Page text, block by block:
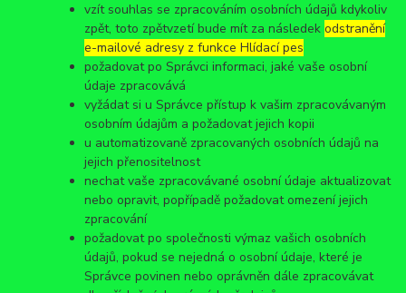
vzít souhlas se zpracováním osobních údajů kdykoliv
zpět, toto zpětvzetí bude mít za následekodstranění
e-mailové adresy z funkce Hlídací pes
požadovat po Správci informaci, jaké vaše osobní
údaje zpracovává
vyžádat si u Správce přístup k vašim zpracovávaným
osobním údajům a požadovat jejich kopii
u automatizovaně zpracovaných osobních údajů na
jejich přenositelnost
nechat vaše zpracovávané osobní údaje aktualizovat
nebo opravit, popřípadě požadovat omezení jejich
zpracování
požadovat po společnosti výmaz vašich osobních
údajů, pokud se nejedná o osobní údaje, které je
Správce povinen nebo oprávněn dále zpracovávat